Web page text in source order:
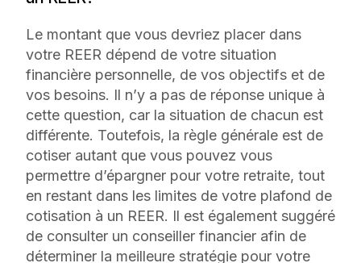
Le montant que vous devriez placer dans
votre REER dépend de votre situation
financière personnelle, de vos objectifs et de
vos besoins. Il n’y a pas de réponse unique à
cette question, car la situation de chacun est
différente. Toutefois, la règle générale est de
cotiser autant que vous pouvez vous
permettre d’épargner pour votre retraite, tout
en restant dans les limites de votre plafond de
cotisation à un REER. Il est également suggéré
de consulter un conseiller financier afin de
déterminer la meilleure stratégie pour votre